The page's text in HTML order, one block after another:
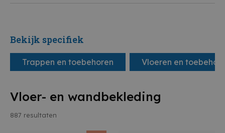
Bekijk specifiek
Trappen en toebehoren Vloeren en
Vloer- en wandbekleding
887 resultaten